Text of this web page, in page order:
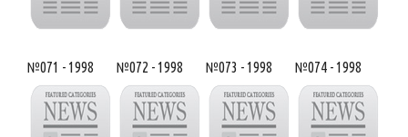
№071 - 1998 №072 - 1998 №073 - 1998 №074 - 1998